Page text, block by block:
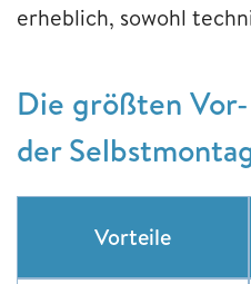
erheblich, sowohl
Die größten
der
Vorteile